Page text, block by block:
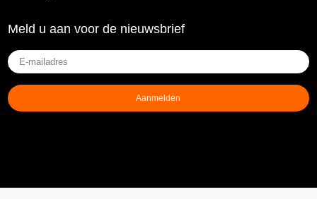
Meld u aan voor de nieuwsbrief
E-
mailadres(Vereist)
Aanmelden